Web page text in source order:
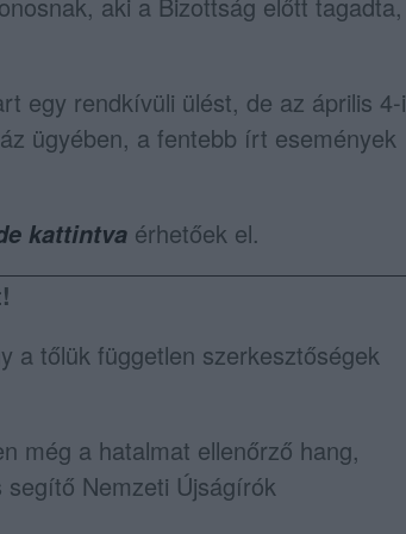
egy rendkívüli ülést, de az április 4-i
ügyében, a fentebb írt események
kattintva érhetőek el.
a tőlük független szerkesztőségek
még a hatalmat ellenőrző hang,
Nemzeti Újságírók